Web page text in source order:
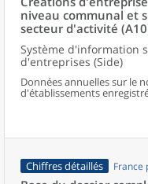
niveau communal et
secteur d'activité
Système d'information
d'entreprises (Side)
Données annuelles sur le
d'établissements
selon le secteur d’activité
Chiffres détaillés France